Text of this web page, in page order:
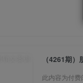
此内容为付